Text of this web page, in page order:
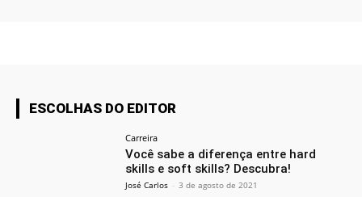
ESCOLHAS DO EDITOR
Carreira
Você sabe a diferença entre hard
skills e soft skills? Descubra!
José Carlos - 3 de agosto de 2021